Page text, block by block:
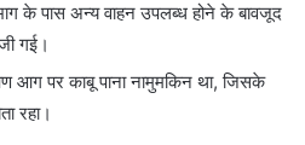
के पास अन्य वाहन उपलब्ध होने के बावजूद
गई।
आग पर काबू पाना नामुमकिन था, जिसके
रहा।